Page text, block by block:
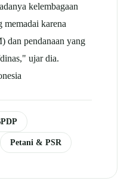
kelembagaan
memadai karena
dan pendanaan yang
ujar dia.
Petani & PSR